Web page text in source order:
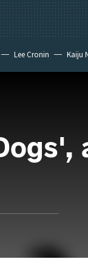
Lee Cronin Kaiju